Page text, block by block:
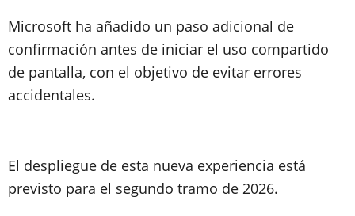
Microsoft ha añadido un paso adicional de
confirmación antes de iniciar el uso compartido
de pantalla, con el objetivo de evitar errores
accidentales.
El despliegue de esta nueva experiencia está
previsto para el segundo tramo de 2026.